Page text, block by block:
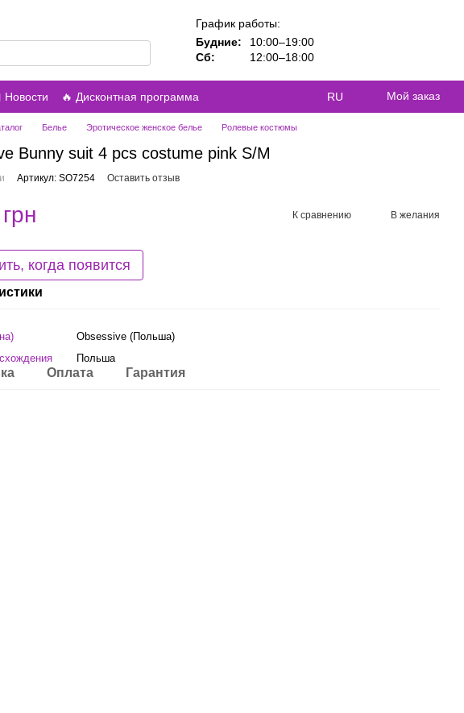
График работы:
Будние:
10:00–19:00
Сб:
12:00–18:00
Новости
🔥 Дисконтная программа
RU Мой заказ
Белье Эротическое женское белье Ролевые костюмы
Bunny suit 4 pcs costume pink S/M
Артикул: SO7254 Оставить отзыв
К сравнению В желания
когда появится
Obsessive (Польша)
Польша
Оплата Гарантия